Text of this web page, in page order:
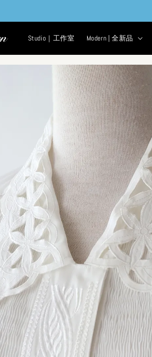
Studio｜工作室 Modern | 全新品